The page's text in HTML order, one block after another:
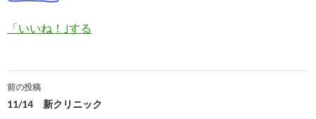
「いいね！｣する
投
稿
前の投稿
11/14 新クリニック